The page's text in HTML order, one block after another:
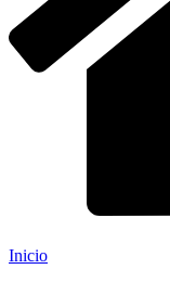
Inicio